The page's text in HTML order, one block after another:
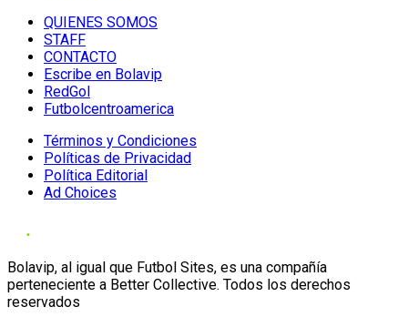
QUIENES SOMOS
STAFF
CONTACTO
Escribe en Bolavip
RedGol
Futbolcentroamerica
Términos y Condiciones
Políticas de Privacidad
Política Editorial
Ad Choices
Bolavip, al igual que Futbol Sites, es una compañía
perteneciente a Better Collective. Todos los derechos
reservados